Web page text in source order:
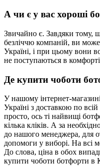
А чи є у вас хороші
Звичайно є. Завдяки тому,
безліччю компаній, ви
Україні, і при цьому вони
не поступаються в
Де купити чоботи
У нашому інтернет-
Україні з доставкою по
просто, ось ті найвищі
кілька кліків. А за
до нашого менеджера, для
допомоги у виборі. На всі
До слова, ціна в обох
купити чоботи ботфорти в